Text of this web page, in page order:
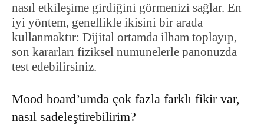
nasıl etkileşime girdiğini görmenizi sağlar. En
iyi yöntem, genellikle ikisini bir arada
kullanmaktır: Dijital ortamda ilham toplayıp,
son kararları fiziksel numunelerle panonuzda
test edebilirsiniz.
Mood board’umda çok fazla farklı fikir var,
nasıl sadeleştirebilirim?